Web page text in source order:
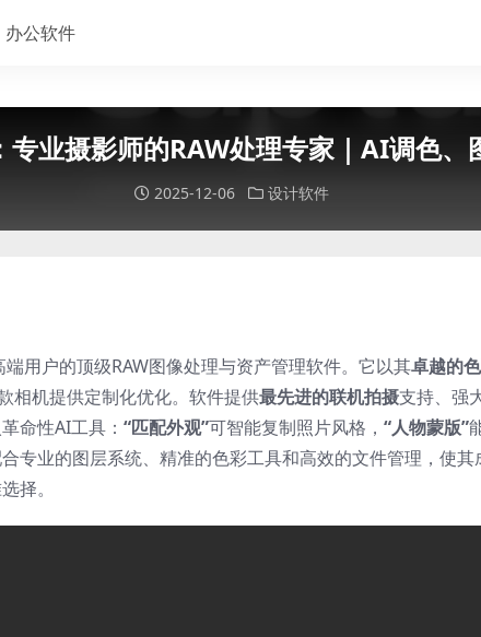
办公软件
业摄影师的RAW处理专家｜AI调色、
2025-12-06 设计软件
用户的顶级RAW图像处理与资产管理软件。它以其卓越的
相机提供定制化优化。软件提供最先进的联机拍摄支持、强
命性AI工具： “匹配外观”可智能复制照片风格， “人物蒙版”
专业的图层系统、精准的色彩工具和高效的文件管理，使其
择。